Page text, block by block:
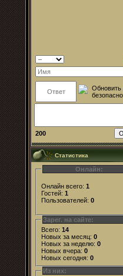
200
Статистика
Онлайн:
Онлайн всего: 1
Гостей: 1
Пользователей: 0
Зарег. на сайте:
Всего: 14
Новых за месяц: 0
Новых за неделю: 0
Новых вчера: 0
Новых сегодня: 0
Из них: